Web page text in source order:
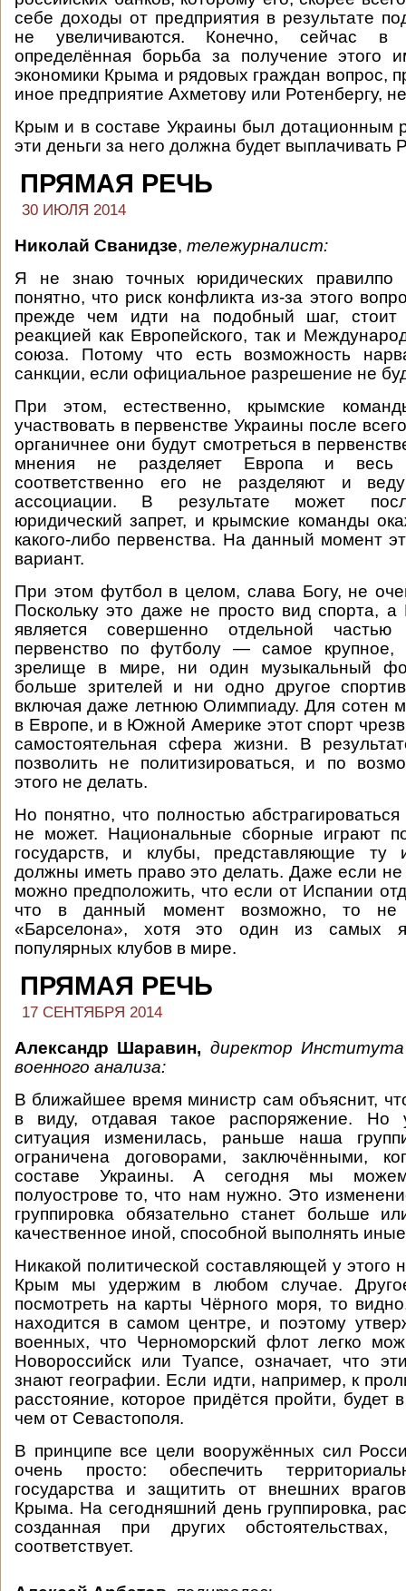
себе доходы от предприятия в результате
не увеличиваются. Конечно, сейчас в
определённая борьба за получение этого
экономики Крыма и рядовых граждан вопрос,
иное предприятие Ахметову или Ротенбергу,
Крым и в составе Украины был дотационным
эти деньги за него должна будет выплачивать
ПРЯМАЯ РЕЧЬ
30 ИЮЛЯ 2014
Николай Сванидзе, тележурналист:
Я не знаю точных юридических правилпо
понятно, что риск конфликта из-за этого
прежде чем идти на подобный шаг, стоит
реакцией как Европейского, так и
союза. Потому что есть возможность
санкции, если официальное разрешение не
При этом, естественно, крымские
участвовать в первенстве Украины после
органичнее они будут смотреться в
мнения не разделяет Европа и весь
соответственно его не разделяют и
ассоциации. В результате может
юридический запрет, и крымские команды
какого-либо первенства. На данный момент
вариант.
При этом футбол в целом, слава Богу, не
Поскольку это даже не просто вид спорта, а
является совершенно отдельной
первенство по футболу — самое крупное,
зрелище в мире, ни один музыкальный
больше зрителей и ни одно другое
включая даже летнюю Олимпиаду. Для сотен
в Европе, и в Южной Америке этот спорт
самостоятельная сфера жизни. В
позволить не политизироваться, и по
этого не делать.
Но понятно, что полностью абстрагироваться
не может. Национальные сборные играют
государств, и клубы, представляющие ту
должны иметь право это делать. Даже если
можно предположить, что если от Испании
что в данный момент возможно, то не
«Барселона», хотя это один из самых
популярных клубов в мире.
ПРЯМАЯ РЕЧЬ
17 СЕНТЯБРЯ 2014
Александр Шаравин, директорИнститута
военного анализа:
В ближайшее время министр сам объяснит,
в виду, отдавая такое распоряжение. Но
ситуация изменилась, раньше наша
ограничена договорами, заключёнными,
составе Украины. А сегодня мы
полуострове то, что нам нужно. Это
группировка обязательно станет больше
качественное иной, способной выполнять
Никакой политической составляющей у этого
Крым мы удержим в любом случае.
посмотреть на карты Чёрного моря, то
находится в самом центре, и поэтому
военных, что Черноморский флот легко
Новороссийск или Туапсе, означает, что
знают географии. Если идти, например, к
расстояние, которое придётся пройти, будет
чем от Севастополя.
В принципе все цели вооружённых сил
очень просто: обеспечить
государства и защитить от внешних
Крыма. На сегодняшний день группировка,
созданная при других
соответствует.